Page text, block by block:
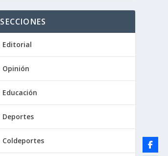
SECCIONES
Editorial
Opinión
Educación
Deportes
Coldeportes